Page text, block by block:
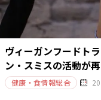
ヴィーガンフードト
ン・スミスの活動が
健康・食情報総合